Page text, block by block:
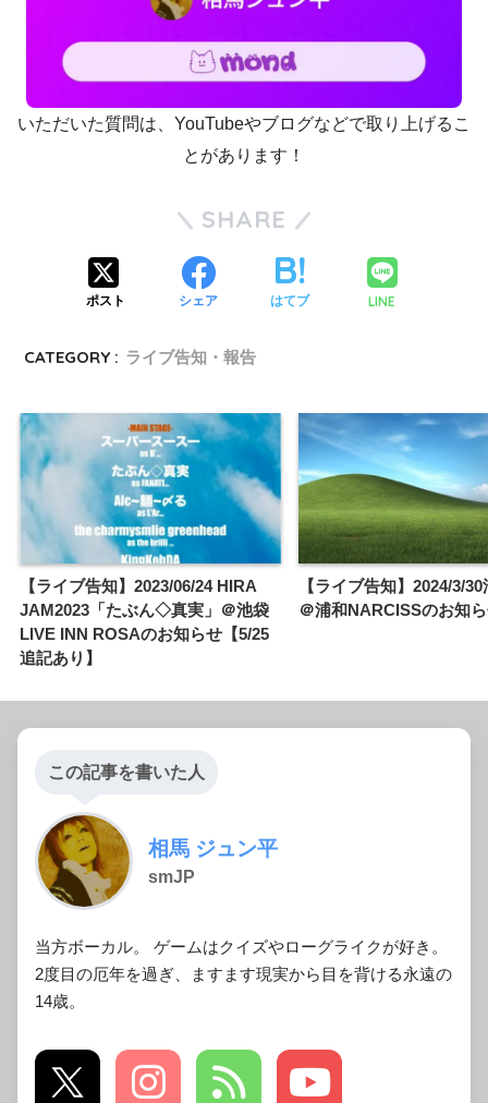
いただいた質問は、YouTubeやブログなどで取り上げるこ
とがあります！
SHARE
ポスト シェア はてブ LINE
CATEGORY : ライブ告知・報告
【ライブ告知】2023/06/24 HIRA
JAM2023「たぶん◇真実」＠池袋
LIVE INN ROSAのお知らせ【5/25
追記あり】
【ライブ告知】2024/3/
＠浦和NARCISSのお知
この記事を書いた人
相馬 ジュン平
smJP
当方ボーカル。 ゲームはクイズやローグライクが好き。
2度目の厄年を過ぎ、ますます現実から目を背ける永遠の
14歳。